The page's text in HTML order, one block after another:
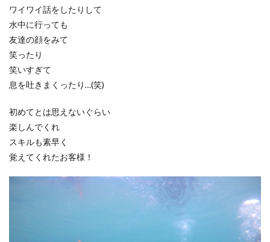
ワイワイ話をしたりして
水中に行っても
友達の顔をみて
笑ったり
笑いすぎて
息を吐きまくったり…(笑)
初めてとは思えないぐらい
楽しんでくれ
スキルも素早く
覚えてくれたお客様！